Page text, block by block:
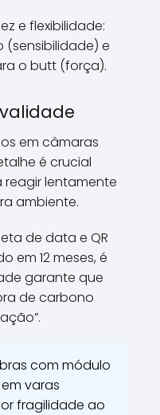
e flexibilidade:
e
o butt (força).
em câmaras
é crucial
lentamente
ambiente.
de data e QR
em 12 meses, é
garante que
de carbono
com módulo
varas
fragilidade ao